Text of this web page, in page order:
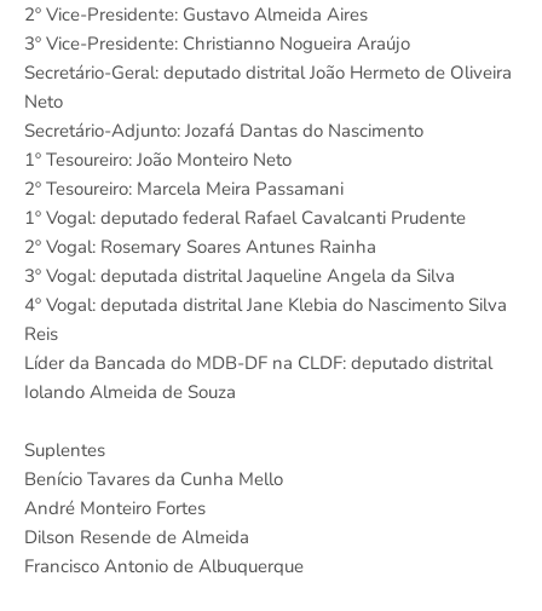
2º Vice-Presidente: Gustavo Almeida Aires
3º Vice-Presidente: Christianno Nogueira Araújo
Secretário-Geral: deputado distrital João Hermeto de Oliveira
Neto
Secretário-Adjunto: Jozafá Dantas do Nascimento
1º Tesoureiro: João Monteiro Neto
2º Tesoureiro: Marcela Meira Passamani
1º Vogal: deputado federal Rafael Cavalcanti Prudente
2º Vogal: Rosemary Soares Antunes Rainha
3º Vogal: deputada distrital Jaqueline Angela da Silva
4º Vogal: deputada distrital Jane Klebia do Nascimento Silva
Reis
Líder da Bancada do MDB-DF na CLDF: deputado distrital
Iolando Almeida de Souza
Suplentes
Benício Tavares da Cunha Mello
André Monteiro Fortes
Dilson Resende de Almeida
Francisco Antonio de Albuquerque